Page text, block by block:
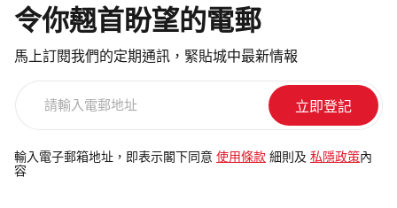
令你翹首盼望的電郵
馬上訂閱我們的定期通訊，緊貼城中最新情報
電
郵
輸入電子郵箱地址，即表示閣下同意 使用條款 細則及 私隱政策內
容